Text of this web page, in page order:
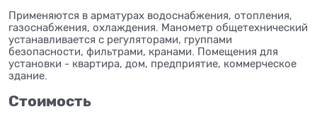
Применяются в арматурах водоснабжения, отопления,
газоснабжения, охлаждения. Манометр общетехнический
устанавливается с регуляторами, группами
безопасности, фильтрами, кранами. Помещения для
установки - квартира, дом, предприятие, коммерческое
здание.
Стоимость